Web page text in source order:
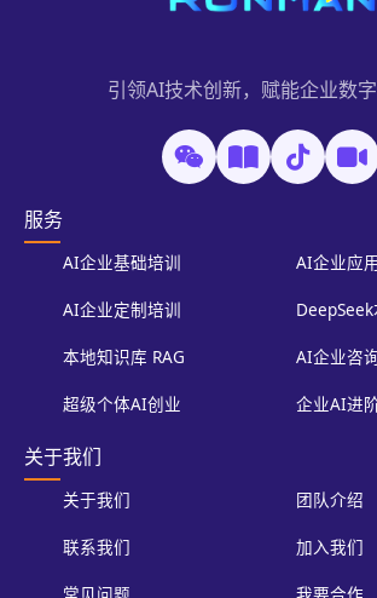
引领AI技术创新，赋能企业数
服务
AI企业基础培训 AI企业应
AI企业定制培训
本地知识库 RAG AI企业咨
超级个体AI创业 企业AI进
关于我们
关于我们 团队介绍
联系我们 加入我们